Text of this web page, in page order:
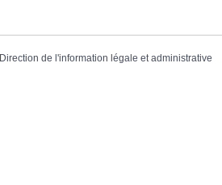
Direction de l'information légale et administrative